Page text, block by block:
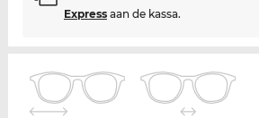
Expressaan de kassa.